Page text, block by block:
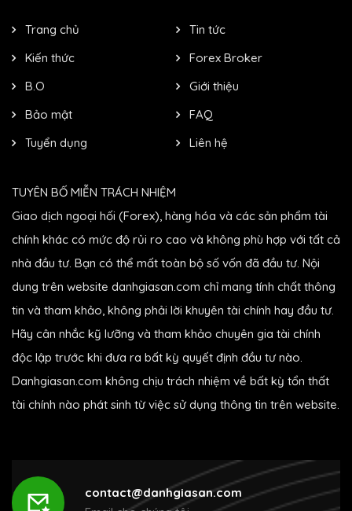
Trang chủ
Tin tức
Kiến thức
Forex Broker
B.O
Giới thiệu
Bảo mật
FAQ
Tuyển dụng
Liên hệ
TUYÊN BỐ MIỄN TRÁCH NHIỆM
Giao dịch ngoại hối (Forex), hàng hóa và các sản phẩm tài
chính khác có mức độ rủi ro cao và không phù hợp với tất cả
nhà đầu tư. Bạn có thể mất toàn bộ số vốn đã đầu tư. Nội
dung trên website danhgiasan.com chỉ mang tính chất thông
tin và tham khảo, không phải lời khuyên tài chính hay đầu tư.
Hãy cân nhắc kỹ lưỡng và tham khảo chuyên gia tài chính
độc lập trước khi đưa ra bất kỳ quyết định đầu tư nào.
Danhgiasan.com không chịu trách nhiệm về bất kỳ tổn thất
tài chính nào phát sinh từ việc sử dụng thông tin trên website.
contact@danhgiasan.com